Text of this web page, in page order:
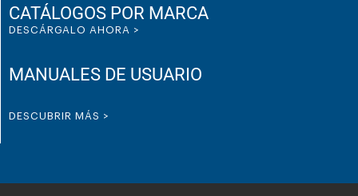
CATÁLOGOS POR MARCA
DESCÁRGALO AHORA >
MANUALES DE USUARIO
DESCUBRIR MÁS >